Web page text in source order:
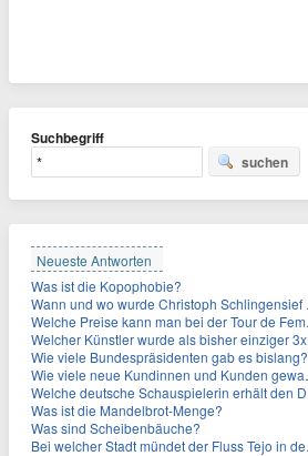
Suchbegriff
suchen
Neueste Antworten
Was ist die Kopophobie?
Wann und wo wurde Christoph Schlingensief geboren?
Welche Preise kann man bei der Tour de Femmes 2026 gewinnen?
Welcher Künstler wurde als bisher einziger 3x in die Rock and Roll Hall of Fame aufgenommen?
Wie viele Bundespräsidenten gab es bislang?
Wie viele neue Kundinnen und Kunden gewann MagentaTV allein durch die WM hinzu?
Welche deutsche Schauspielerin erhält den Deutschen Kulturpolitikpreis?
Was ist die Mandelbrot-Menge?
Was sind Scheibenbäuche?
Bei welcher Stadt mündet der Fluss Tejo in den Atlantik?